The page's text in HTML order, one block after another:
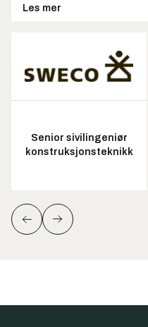
Les mer
Senior sivilingeniør
konstruksjonsteknikk